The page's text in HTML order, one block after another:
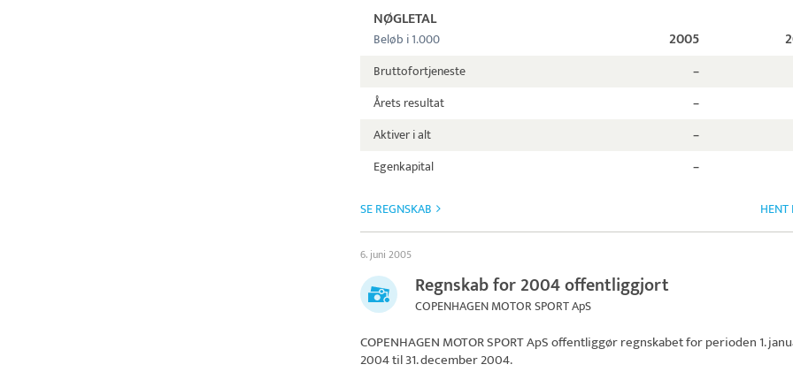
NØGLETAL
Beløb i 1.000 2005
Bruttofortjeneste –
Årets resultat
–
Aktiver i alt
–
Egenkapital
–
SE REGNSKAB HENT
6. juni 2005
Regnskab for 2004 offentliggjort
COPENHAGEN MOTOR SPORT ApS
COPENHAGEN MOTOR SPORT ApSoffentliggør regnskabet for perioden 1.
2004 til 31. december 2004.